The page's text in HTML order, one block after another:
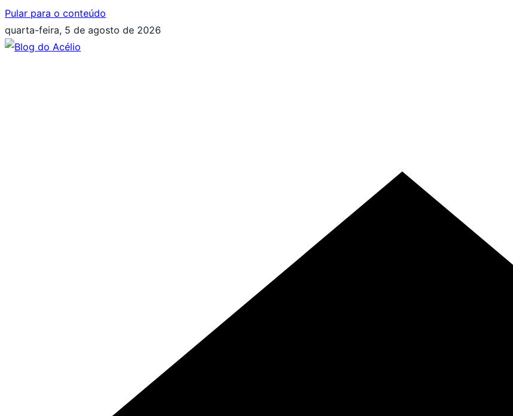
Pular para o conteúdo
quarta-feira, 5 de agosto de 2026